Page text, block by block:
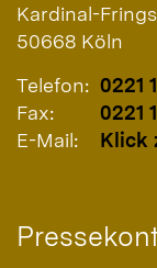
Kardinal-
50668 Köln
Telefon: 0221
Fax:
0221
E-Mail:
Klick